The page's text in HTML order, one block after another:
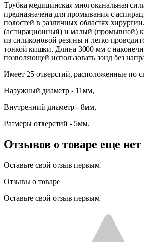
Трубка медицинская многоканальная
предназначена для промывания с
полостей в различных областях
(аспирационный) и малый (промывной)
из силиконовой резины и легко
тонкой кишки. Длина 3000 мм с
позволяющей использовать зонд без
Имеет 25 отверстий, расположенные по
Наружный диаметр - 11мм,
Внутренний диаметр - 8мм,
Размеры отверстий - 5мм.
Отзывов о товаре еще нет
Оставьте свой отзыв первым!
Отзывы о товаре
Оставьте свой отзыв первым!